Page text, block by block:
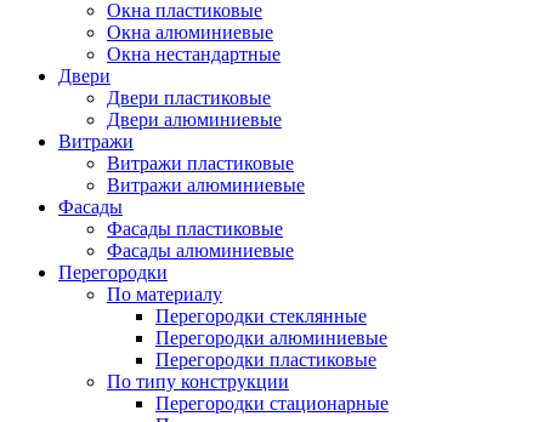
Окна пластиковые
Окна алюминиевые
Окна нестандартные
Двери
Двери пластиковые
Двери алюминиевые
Витражи
Витражи пластиковые
Витражи алюминиевые
Фасады
Фасады пластиковые
Фасады алюминиевые
Перегородки
По материалу
Перегородки стеклянные
Перегородки алюминиевые
Перегородки пластиковые
По типу конструкции
Перегородки стационарные